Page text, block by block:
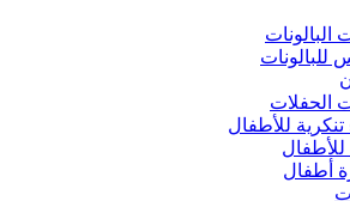
البالونات
للبالونات
الحفلات
تنكرية للأطفال
للأطفال
أطفال